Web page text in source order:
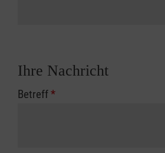
Ihre Nachricht
Betreff*